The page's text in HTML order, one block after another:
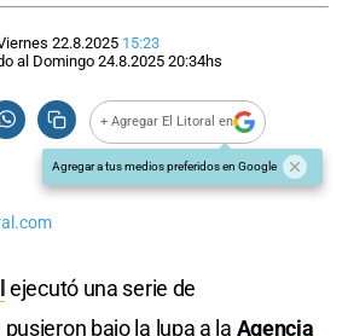
22.8.2025 15:23
al Domingo 24.8.2025 20:34hs
+ Agregar El Litoral en
Agregar a tus medios preferidos en Google
ejecutó una serie de
pusieron bajo la lupa a la Agencia